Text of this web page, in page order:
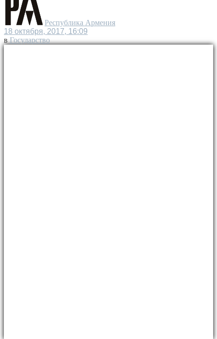
Республика Армения
18 октября, 2017, 16:09
в Государство